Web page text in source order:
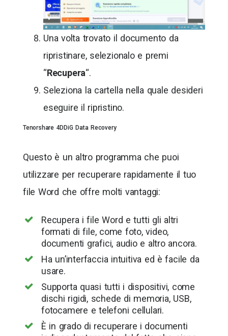
Una volta trovato il documento da
ripristinare, selezionalo e premi
“Recupera“.
Seleziona la cartella nella quale desideri
eseguire il ripristino.
Tenorshare 4DDiG Data Recovery
Questo è un altro programma che puoi
utilizzare per recuperare rapidamente il tuo
file Word che offre molti vantaggi:
Recupera i file Word e tutti gli altri
formati di file, come foto, video,
documenti grafici, audio e altro ancora.
Ha un’interfaccia intuitiva ed è facile da
usare.
Supporta quasi tutti i dispositivi, come
dischi rigidi, schede di memoria, USB,
fotocamere e telefoni cellulari.
È in grado di recuperare i documenti